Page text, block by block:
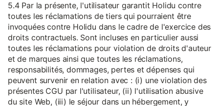
5.4 Par la présente, l'utilisateur garantit Holidu contre
toutes les réclamations de tiers qui pourraient être
invoquées contre Holidu dans le cadre de l'exercice des
droits contractuels. Sont incluses en particulier aussi
toutes les réclamations pour violation de droits d'auteur
et de marques ainsi que toutes les réclamations,
responsabilités, dommages, pertes et dépenses qui
peuvent survenir en relation avec : (i) une violation des
présentes CGU par l'utilisateur, (ii) l'utilisation abusive
du site Web, (iii) le séjour dans un hébergement, y